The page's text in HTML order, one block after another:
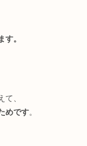
す。
て、
めです。